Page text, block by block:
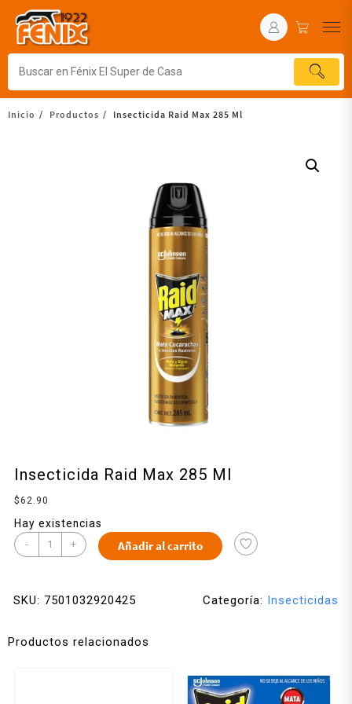
Inicio Productos Insecticida Raid Max 285 Ml
Insecticida Raid Max 285 Ml
$62.90
Hay existencias
- + Añadir al carrito
SKU: 7501032920425 Categoría: Insecticidas
Productos relacionados